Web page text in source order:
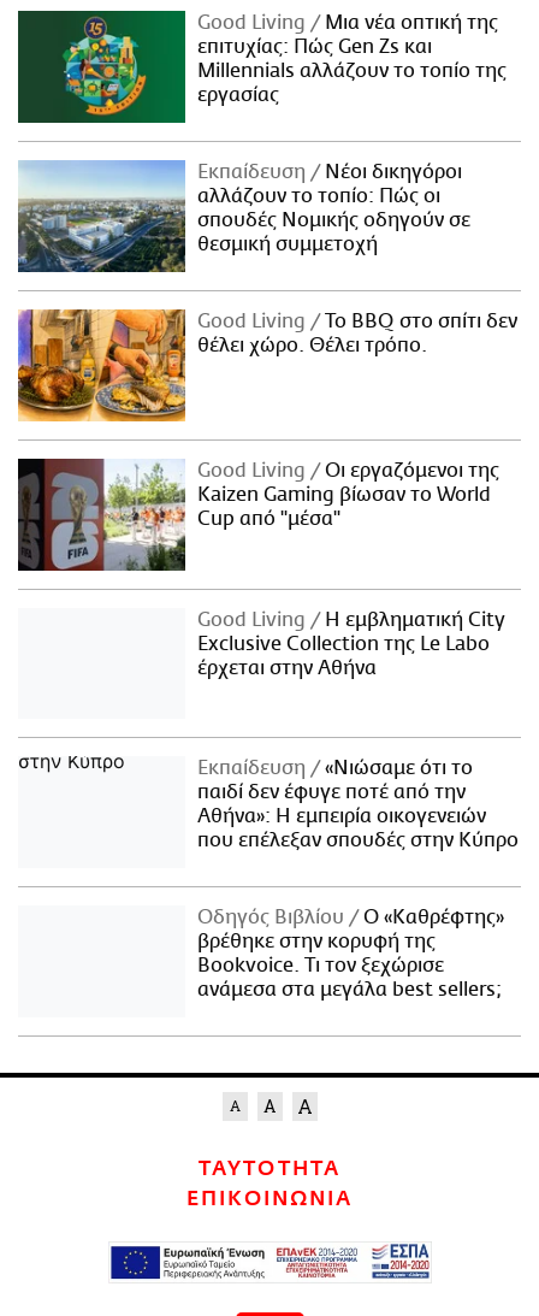
Good Living
Μια νέα οπτική της
επιτυχίας: Πώς Gen Zs και
Millennials αλλάζουν το τοπίο της
εργασίας
Εκπαίδευση
Νέοι δικηγόροι
αλλάζουν το τοπίο: Πώς οι
σπουδές Νομικής οδηγούν σε
θεσμική συμμετοχή
Good Living
Το BBQ στο σπίτι δεν
θέλει χώρο. Θέλει τρόπο.
Good Living
Οι εργαζόμενοι της
Kaizen Gaming βίωσαν το World
Cup από "μέσα"
Good Living
Η εμβληματική City
Exclusive Collection της Le Labo
έρχεται στην Αθήνα
Εκπαίδευση
«Νιώσαμε ότι το
παιδί δεν έφυγε ποτέ από την
Αθήνα»: Η εμπειρία οικογενειών
που επέλεξαν σπουδές στην Κύπρο
Οδηγός Βιβλίου
Ο «Καθρέφτης»
βρέθηκε στην κορυφή της
Bookvoice. Τι τον ξεχώρισε
ανάμεσα στα μεγάλα best sellers;
ΤΑΥΤΟΤΗΤΑ
ΕΠΙΚΟΙΝΩΝΙΑ